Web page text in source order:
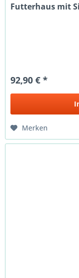
Futterhaus mit
92,90 € *
Merken